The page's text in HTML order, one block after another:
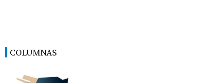
COLUMNAS